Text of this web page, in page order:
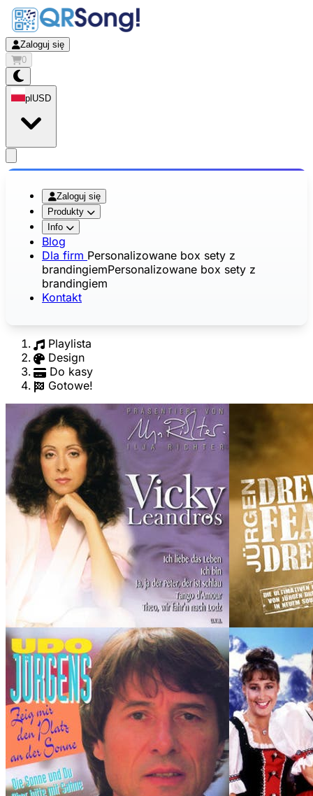
Zaloguj się
0
pl USD
Zaloguj się
Produkty
Info
Blog
Dla firm Personalizowane box sety z
brandingiemPersonalizowane box sety z
brandingiem
Kontakt
Playlista
Design
Do kasy
Gotowe!